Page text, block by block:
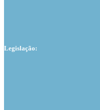
Legislação: